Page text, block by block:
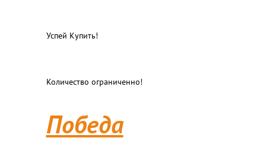
Успей Купить!
Количество ограниченно!
Победа